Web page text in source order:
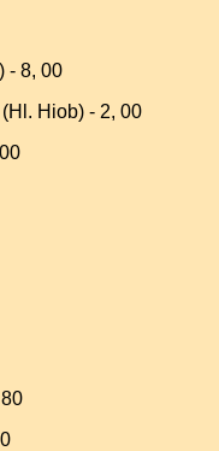
- 8, 00
Hiob) - 2, 00